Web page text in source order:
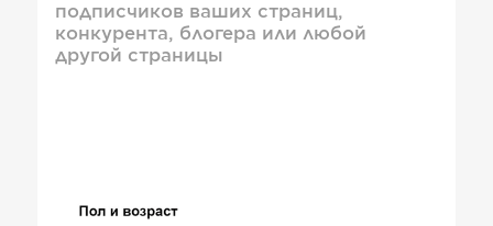
подписчиков ваших страниц,
конкурента, блогера или любой
другой страницы